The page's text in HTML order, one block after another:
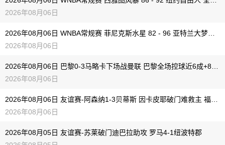
2026年08月06日
2026年08月06日
2026年08月06日
2026年08月06日
2026年08月05日 友谊赛-苏莱破门迪巴拉助攻 罗马4-1纽波特郡